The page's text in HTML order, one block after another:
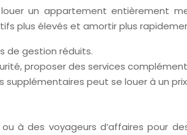
un appartement entièrement
plus élevés et amortir plus
de gestion réduits.
proposer des services
peut se louer à un
à des voyageurs d’affaires pour